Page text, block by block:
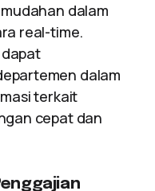
dalam
real-time.
dalam
terkait
cepat dan